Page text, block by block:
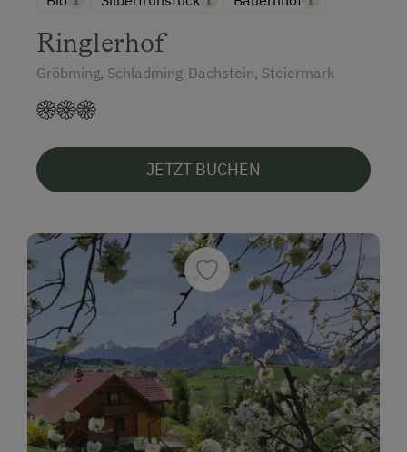
Ringlerhof
Gröbming, Schladming-Dachstein, Steiermark
JETZT BUCHEN